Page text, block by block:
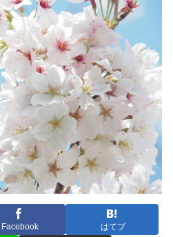
Facebook はてブ